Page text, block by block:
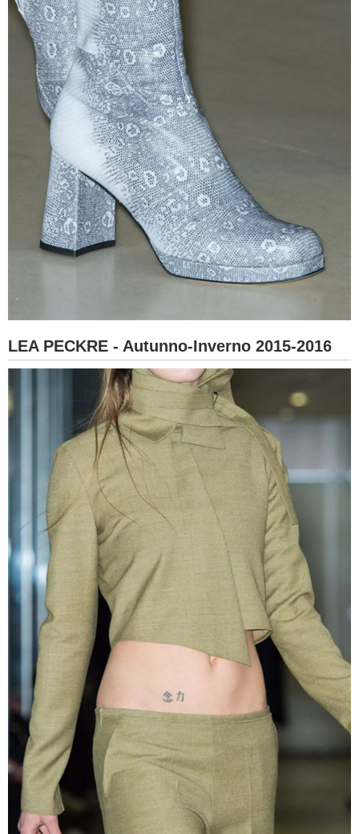
LEA PECKRE - Autunno-Inverno 2015-2016